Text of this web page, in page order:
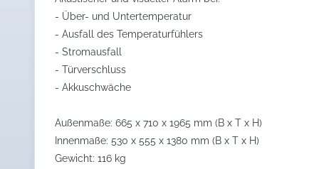
- Über- und Untertemperatur
- Ausfall des Temperaturfühlers
- Stromausfall
- Türverschluss
- Akkuschwäche
Außenmaße: 665 x 710 x 1965 mm (B x T x H)
Innenmaße: 530 x 555 x 1380 mm (B x T x H)
Gewicht: 116 kg